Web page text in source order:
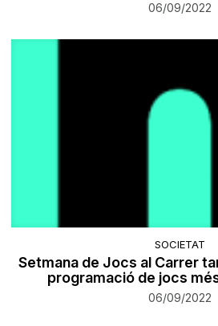
06/09/2022
SOCIETAT
Setmana de Jocs al Carrer
programació de jocs
06/09/2022